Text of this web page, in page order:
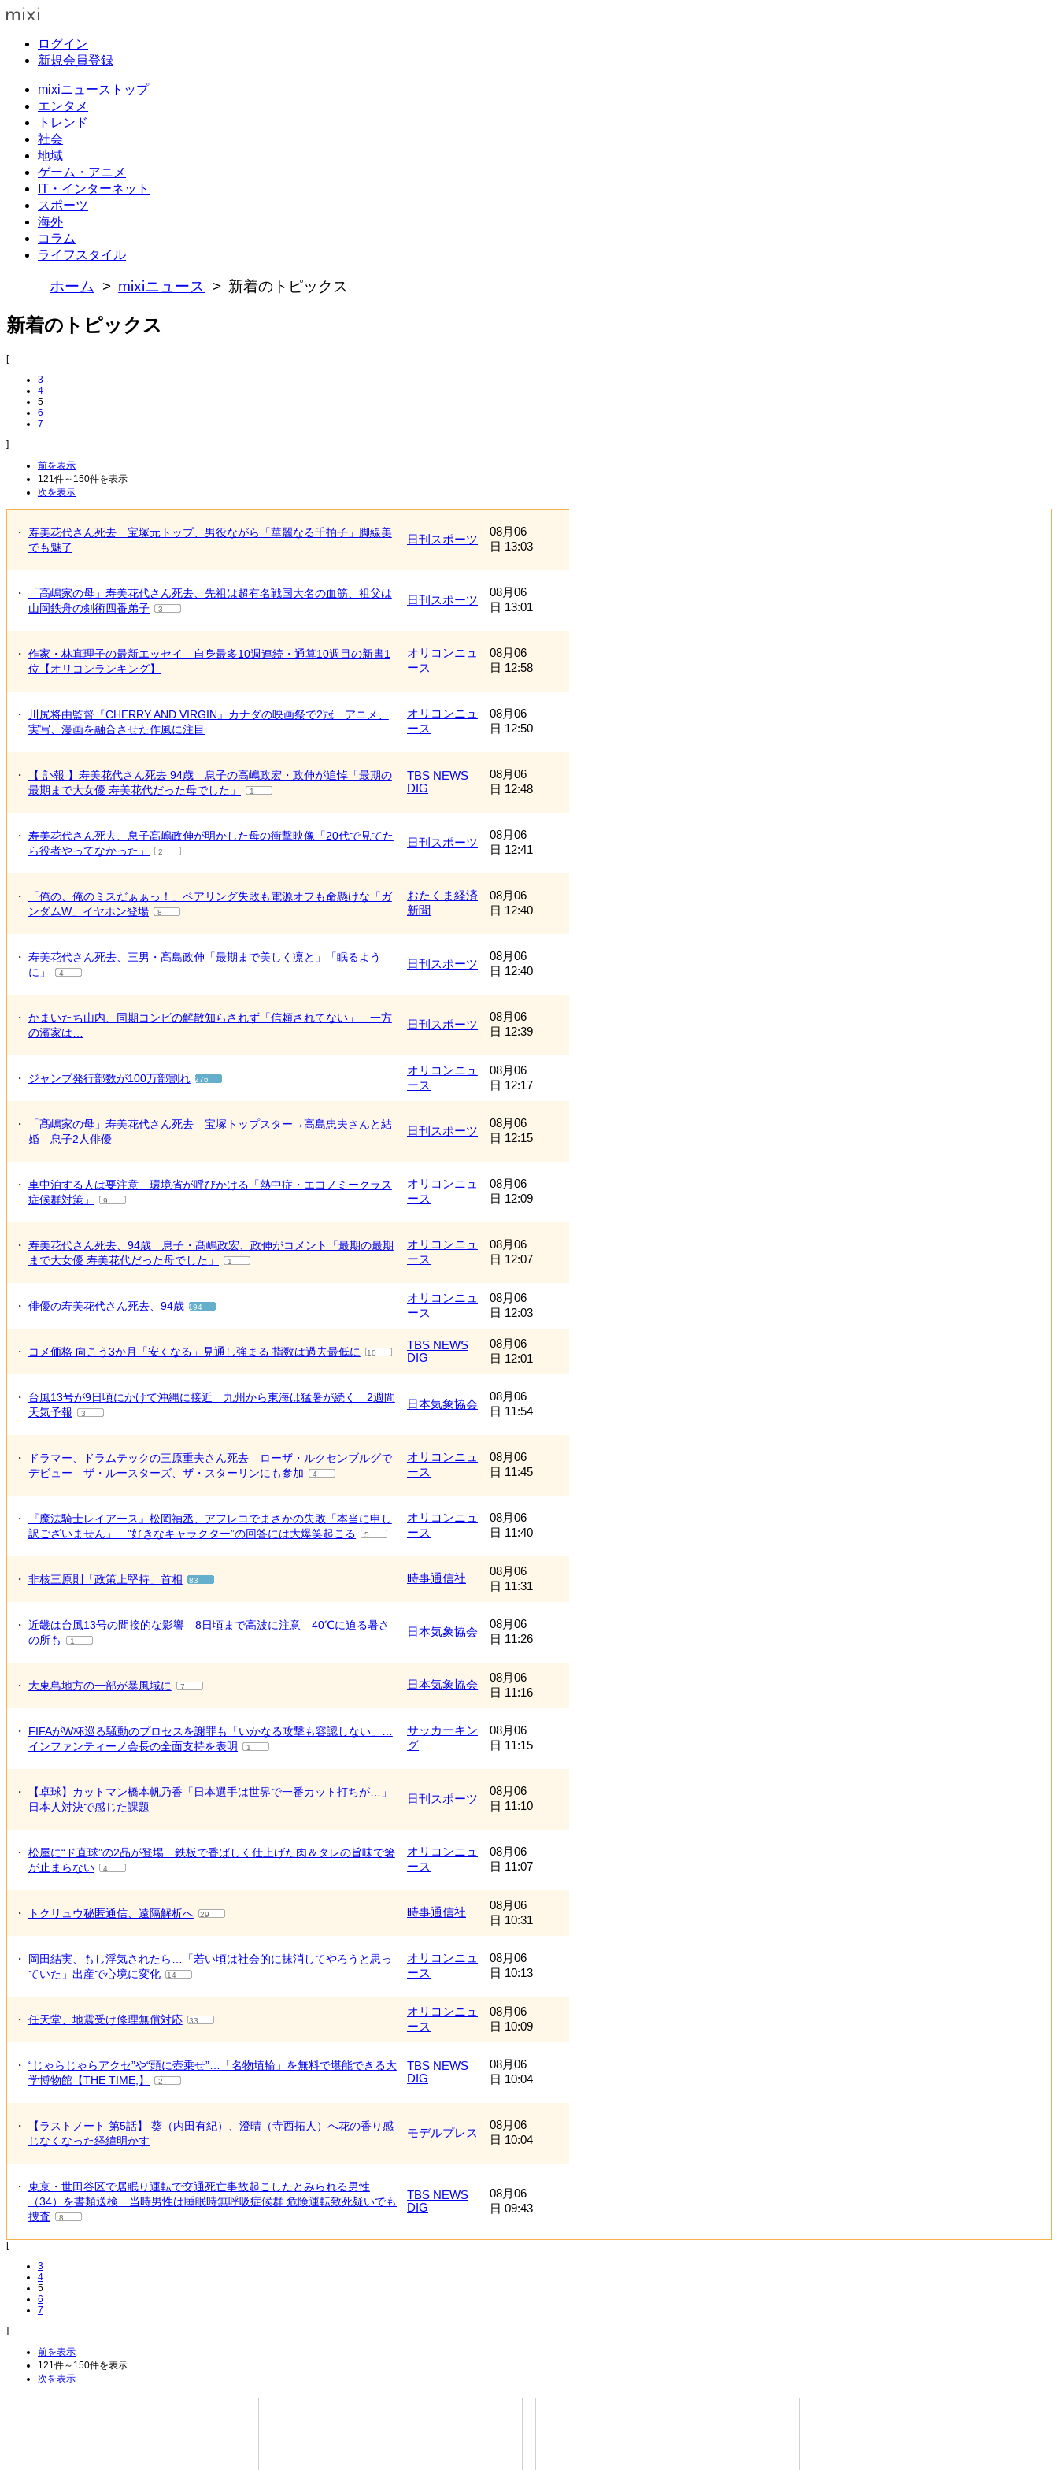
ログイン
新規会員登録
mixiニューストップ
エンタメ
トレンド
社会
地域
ゲーム・アニメ
IT・インターネット
スポーツ
海外
コラム
ライフスタイル
ホーム mixiニュース 新着のトピックス
新着のトピックス
[
3
4
5
6
7
]
前を表示
121件～150件を表示
次を表示
・ 寿美花代さん死去 宝塚元トップ、男役ながら「華麗なる千拍子」脚線美
でも魅了
日刊スポーツ
08月06
日 13:03
・
「高嶋家の母」寿美花代さん死去、先祖は超有名戦国大名の血筋、祖父は
山岡鉄舟の剣術四番弟子
3
日刊スポーツ
08月06
日 13:01
・ 作家・林真理子の最新エッセイ 自身最多10週連続・通算10週目の新書1
位【オリコンランキング】
オリコンニュ
ース
08月06
日 12:58
・
川尻将由監督『CHERRY AND VIRGIN』カナダの映画祭で2冠 アニメ、
実写、漫画を融合させた作風に注目
オリコンニュ
ース
08月06
日 12:50
・
【 訃報 】寿美花代さん死去 94歳 息子の高嶋政宏・政伸が追悼「最期の
最期まで大女優 寿美花代だった母でした」
1
TBS NEWS
DIG
08月06
日 12:48
・ 寿美花代さん死去、息子髙嶋政伸が明かした母の衝撃映像「20代で見てた
ら役者やってなかった」
2
日刊スポーツ
08月06
日 12:41
・
「俺の、俺のミスだぁぁっ！」ペアリング失敗も電源オフも命懸けな「ガ
ンダムW」イヤホン登場
8
おたくま経済
新聞
08月06
日 12:40
・ 寿美花代さん死去、三男・髙島政伸「最期まで美しく凛と」「眠るよう
に」
4
日刊スポーツ
08月06
日 12:40
・ かまいたち山内、同期コンビの解散知らされず「信頼されてない」 一方
の濱家は…
日刊スポーツ
08月06
日 12:39
・ ジャンプ発行部数が100万部割れ 276
オリコンニュ
ース
08月06
日 12:17
・
「髙嶋家の母」寿美花代さん死去 宝塚トップスター→高島忠夫さんと結
婚 息子2人俳優
日刊スポーツ
08月06
日 12:15
・ 車中泊する人は要注意 環境省が呼びかける「熱中症・エコノミークラス
症候群対策」
9
オリコンニュ
ース
08月06
日 12:09
・ 寿美花代さん死去、94歳 息子・髙嶋政宏、政伸がコメント「最期の最期
まで大女優 寿美花代だった母でした」
1
オリコンニュ
ース
08月06
日 12:07
・ 俳優の寿美花代さん死去、94歳 194
オリコンニュ
ース
08月06
日 12:03
・ コメ価格 向こう3か月「安くなる」見通し強まる 指数は過去最低に 10
TBS NEWS
DIG
08月06
日 12:01
・ 台風13号が9日頃にかけて沖縄に接近 九州から東海は猛暑が続く 2週間
天気予報
3
日本気象協会
08月06
日 11:54
・
ドラマー、ドラムテックの三原重夫さん死去 ローザ・ルクセンブルグで
デビュー ザ・ルースターズ、ザ・スターリンにも参加
4
オリコンニュ
ース
08月06
日 11:45
・
『魔法騎士レイアース』松岡禎丞、アフレコでまさかの失敗「本当に申し
訳ございません」 "好きなキャラクター”の回答には大爆笑起こる
5
オリコンニュ
ース
08月06
日 11:40
・ 非核三原則「政策上堅持」首相 83 時事通信社
08月06
日 11:31
・ 近畿は台風13号の間接的な影響 8日頃まで高波に注意 40℃に迫る暑さ
の所も
1
日本気象協会
08月06
日 11:26
・ 大東島地方の一部が暴風域に 7 日本気象協会
08月06
日 11:16
・ FIFAがW杯巡る騒動のプロセスを謝罪も「いかなる攻撃も容認しない」…
インファンティーノ会長の全面支持を表明
1
サッカーキン
グ
08月06
日 11:15
・
【卓球】カットマン橋本帆乃香「日本選手は世界で一番カット打ちが…」
日本人対決で感じた課題
日刊スポーツ
08月06
日 11:10
・ 松屋に“ド直球”の2品が登場 鉄板で香ばしく仕上げた肉＆タレの旨味で箸
が止まらない
4
オリコンニュ
ース
08月06
日 11:07
・ トクリュウ秘匿通信、遠隔解析へ 29 時事通信社
08月06
日 10:31
・ 岡田結実、もし浮気されたら…「若い頃は社会的に抹消してやろうと思っ
ていた」出産で心境に変化
14
オリコンニュ
ース
08月06
日 10:13
・ 任天堂、地震受け修理無償対応 33
オリコンニュ
ース
08月06
日 10:09
・ “じゃらじゃらアクセ”や“頭に壺乗せ”…「名物埴輪」を無料で堪能できる大
学博物館【THE TIME,】
2
TBS NEWS
DIG
08月06
日 10:04
・
【ラストノート 第5話】 葵（内田有紀）、澄晴（寺西拓人）へ花の香り感
じなくなった経緯明かす
モデルプレス
08月06
日 10:04
・ 東京・世田谷区で居眠り運転で交通死亡事故起こしたとみられる男性
（34）を書類送検 当時男性は睡眠時無呼吸症候群 危険運転致死疑いでも
捜査
8
TBS NEWS
DIG
08月06
日 09:43
[
3
4
5
6
7
]
前を表示
121件～150件を表示
次を表示